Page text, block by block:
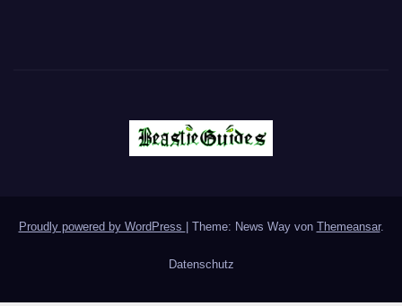
Proudly powered by WordPress Theme: News Way von Themeansar.
Datenschutz